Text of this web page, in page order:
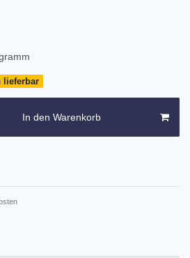
lieferbar
In den Warenkorb